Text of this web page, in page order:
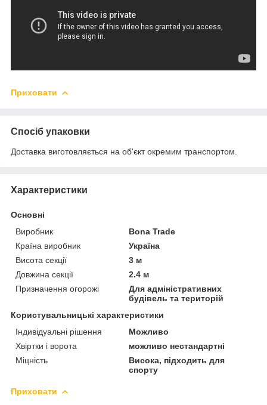
Приховати
Спосіб упаковки
Доставка виготовляється на об'єкт окремим транспортом.
Характеристики
Основні
Виробник
Bona Trade
Країна виробник
Україна
Висота секції
3 м
Довжина секції
2.4 м
Призначення огорожі
Для адміністративних
будівель та територій
Користувальницькі характеристики
Індивідуальні рішення
Можливо
Хвіртки і ворота
можливо нестандартні
Міцність
Висока, підходить для
спорту
Приховати